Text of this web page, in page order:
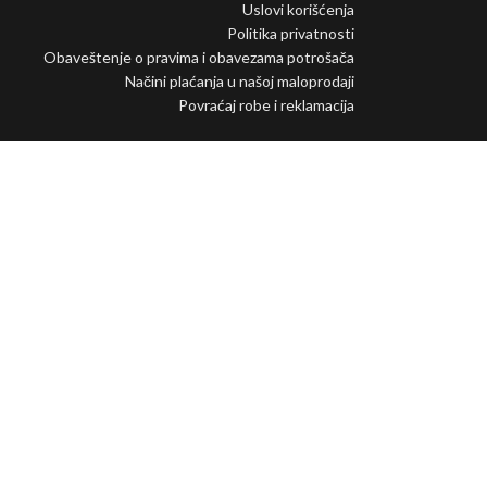
Uslovi korišćenja
Politika privatnosti
Obaveštenje o pravima i obavezama potrošača
Načini plaćanja u našoj maloprodaji
Povraćaj robe i reklamacija